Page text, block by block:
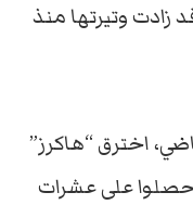
زادت وتيرتها منذ
اخترق “هاكرز”
وحصلوا على عشرات